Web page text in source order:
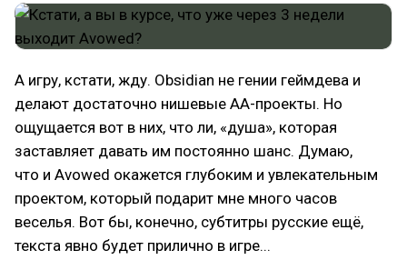
А игру, кстати, жду. Obsidian не гении геймдева и
делают достаточно нишевые АА-проекты. Но
ощущается вот в них, что ли, «душа», которая
заставляет давать им постоянно шанс. Думаю,
что и Avowed окажется глубоким и увлекательным
проектом, который подарит мне много часов
веселья. Вот бы, конечно, субтитры русские ещё,
текста явно будет прилично в игре...